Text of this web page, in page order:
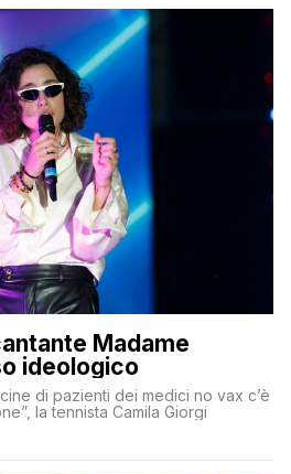
Madame
ideologico
di pazienti dei medici no vax c’è
la tennista Camila Giorgi